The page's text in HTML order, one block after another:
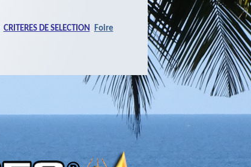
CRITERES DE SELECTION Foire